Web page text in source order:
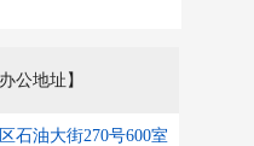
办公地址】
石油大街270号600室